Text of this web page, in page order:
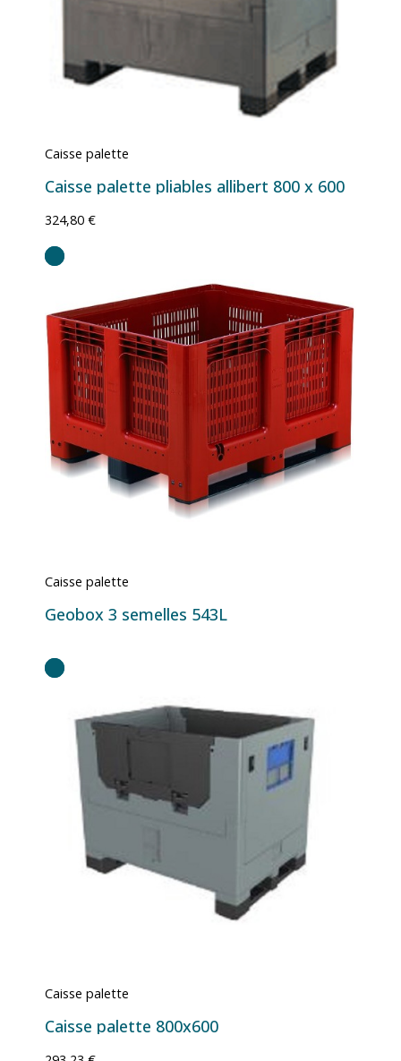
Caisse palette
Caisse palette pliables allibert 800 x 600
324,80 €
Caisse palette
Geobox 3 semelles 543L
Caisse palette
Caisse palette 800x600